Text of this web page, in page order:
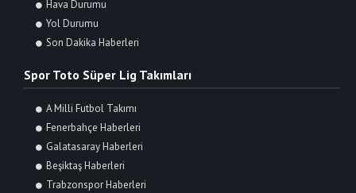
Hava Durumu
Yol Durumu
Son Dakika Haberleri
Spor Toto Süper Lig Takımları
A Milli Futbol Takımı
Fenerbahçe Haberleri
Galatasaray Haberleri
Beşiktaş Haberleri
Trabzonspor Haberleri